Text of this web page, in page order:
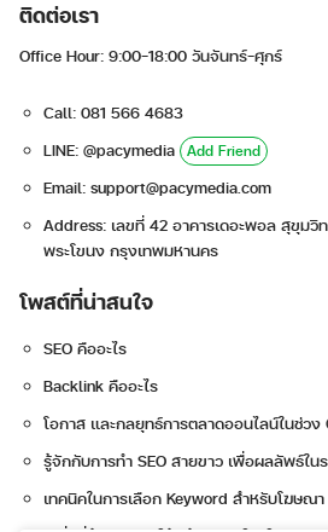
ติดต่อเรา
Office Hour: 9:00-18:00 วันจันทร์-ศุกร์
Call: 081 566 4683
LINE: @pacymedia Add Friend
Email: support@pacymedia.com
Address: เลขที่ 42 อาคารเดอะพอล สุขุมวิ
พระโขนง กรุงเทพมหานคร
โพสต์ที่น่าสนใจ
SEO คืออะไร
Backlink คืออะไร
โอกาส และกลยุทธ์การตลาดออนไลน์ในช่วง
รู้จักกับการทำ SEO สายขาว เพื่อผลลัพธ์ในร
เทคนิคในการเลือก Keyword สำหรับโฆษณ